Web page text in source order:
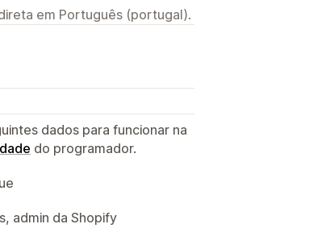
em Português (portugal).
dados para funcionar na
do programador.
admin da Shopify